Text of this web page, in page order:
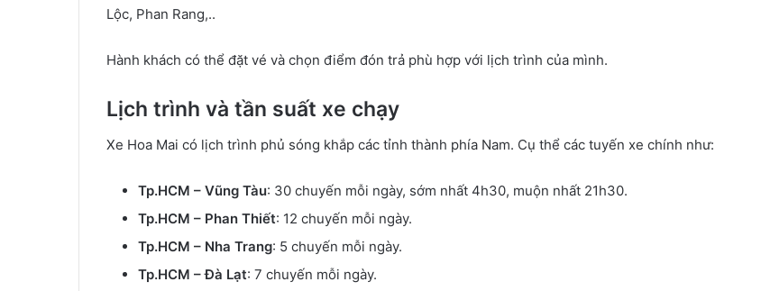
Lộc, Phan Rang,..
Hành khách có thể đặt vé và chọn điểm đón trả phù hợp với lịch trình của mình.
Lịch trình và tần suất xe chạy
Xe Hoa Mai có lịch trình phủ sóng khắp các tỉnh thành phía Nam. Cụ thể các tuyến xe chính như:
Tp.HCM – Vũng Tàu: 30 chuyến mỗi ngày, sớm nhất 4h30, muộn nhất 21h30.
Tp.HCM – Phan Thiết: 12 chuyến mỗi ngày.
Tp.HCM – Nha Trang: 5 chuyến mỗi ngày.
Tp.HCM – Đà Lạt: 7 chuyến mỗi ngày.